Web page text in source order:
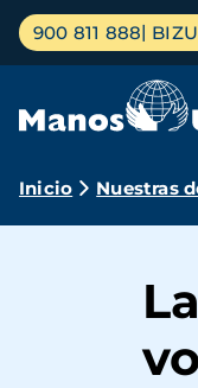
Pasar
contenido
Menú
principal
900 811 888
Ruta
Inicio Nuestras